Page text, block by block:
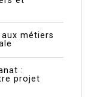
métiers
:
projet